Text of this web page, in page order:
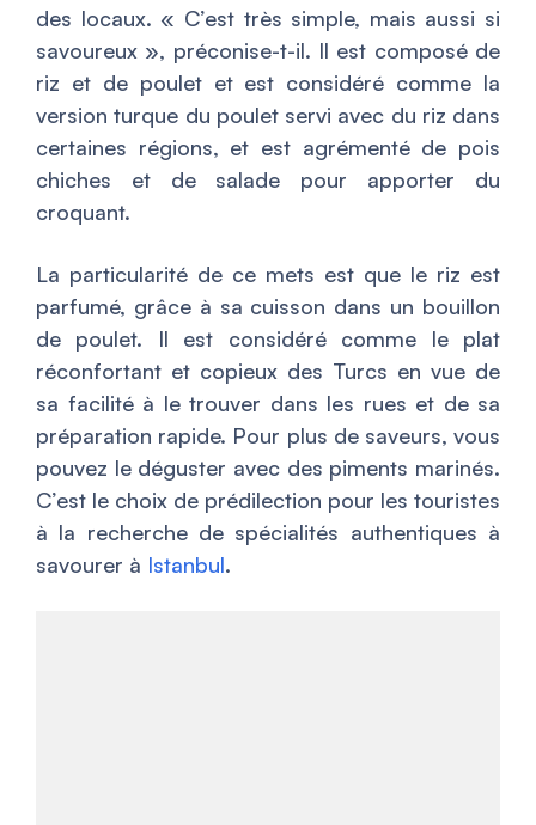
des locaux. « C’est très simple, mais aussi si
savoureux », préconise-t-il. Il est composé de
riz et de poulet et est considéré comme la
version turque du poulet servi avec du riz dans
certaines régions, et est agrémenté de pois
chiches et de salade pour apporter du
croquant.
La particularité de ce mets est que le riz est
parfumé, grâce à sa cuisson dans un bouillon
de poulet. Il est considéré comme le plat
réconfortant et copieux des Turcs en vue de
sa facilité à le trouver dans les rues et de sa
préparation rapide. Pour plus de saveurs, vous
pouvez le déguster avec des piments marinés.
C’est le choix de prédilection pour les touristes
à la recherche de spécialités authentiques à
savourer à Istanbul.